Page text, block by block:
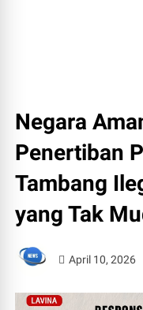
Negara
Penertiban
Tambang
yang Tak
April 10, 2026